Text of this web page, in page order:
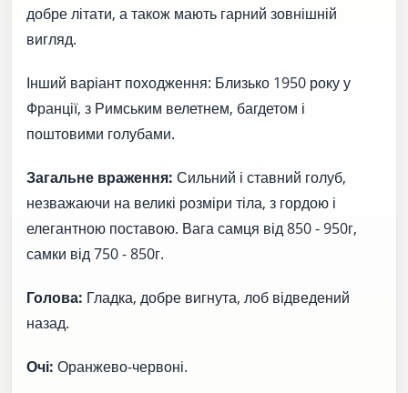
добре літати, а також мають гарний зовнішній
вигляд.
Інший варіант походження: Близько 1950 року у
Франції, з Римським велетнем, багдетом і
поштовими голубами.
Загальне враження: Сильний і ставний голуб,
незважаючи на великі розміри тіла, з гордою і
елегантною поставою. Вага самця від 850 - 950г,
самки від 750 - 850г.
Голова: Гладка, добре вигнута, лоб відведений
назад.
Очі: Оранжево-червоні.